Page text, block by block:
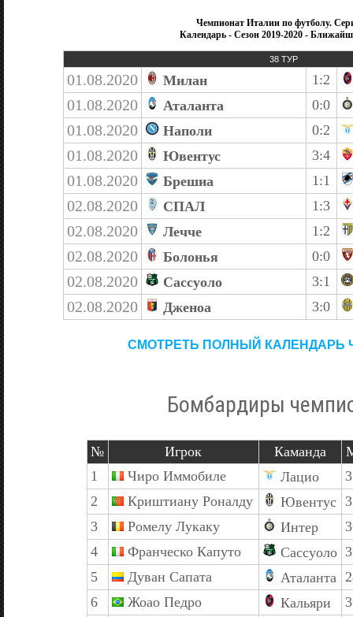
Чемпионат Италии по футболу.
Календарь - Сезон 2019-2020 -
38 ТУР
01.08.2020 Милан 1:2
01.08.2020 Аталанта 0:0
01.08.2020 Наполи 0:2
01.08.2020 Ювентус 3:4
01.08.2020 Брешиа 1:1
02.08.2020 СПАЛ 1:3
02.08.2020 Лечче 1:2
02.08.2020 Болонья 0:0
02.08.2020 Сассуоло 3:1
02.08.2020 Дженоа 3:0
СМОТРЕТЬ ПОЛНЫЙ КАЛЕНДАРЬ
Бомбардиры
№ Игрок Каманда
1
Чиро Иммобиле Лацио
2
Криштиану Роналду Ювентус
3
Ромелу Лукаку Интер
4
Франческо Капуто Сассуоло
5
Дуван Сапата Аталанта
6
Жоао Педро Кальяри